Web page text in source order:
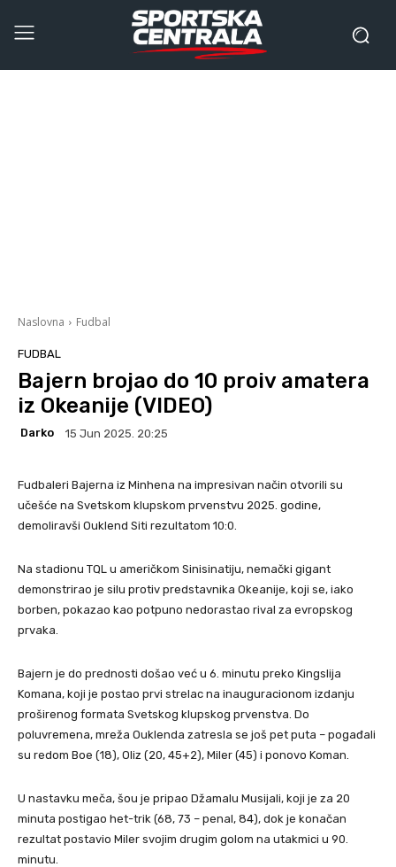
Naslovna Fudbal
FUDBAL
Bajern brojao do 10 proiv amatera
iz Okeanije (VIDEO)
Darko 15 Jun 2025. 20:25
Fudbaleri Bajerna iz Minhena na impresivan način otvorili su
učešće na Svetskom klupskom prvenstvu 2025. godine,
demoliravši Ouklend Siti rezultatom 10:0.
Na stadionu TQL u američkom Sinisinatiju, nemački gigant
demonstrirao je silu protiv predstavnika Okeanije, koji se, iako
borben, pokazao kao potpuno nedorastao rival za evropskog
prvaka.
Bajern je do prednosti došao već u 6. minutu preko Kingslija
Komana, koji je postao prvi strelac na inauguracionom izdanju
proširenog formata Svetskog klupskog prvenstva. Do
poluvremena, mreža Ouklenda zatresla se još pet puta – pogađali
su redom Boe (18), Oliz (20, 45+2), Miler (45) i ponovo Koman.
U nastavku meča, šou je pripao Džamalu Musijali, koji je za 20
minuta postigao het-trik (68, 73 – penal, 84), dok je konačan
rezultat postavio Miler svojim drugim golom na utakmici u 90.
minutu.